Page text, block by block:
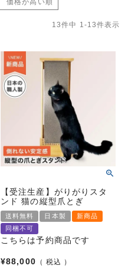
価格が高い順
13件中 1-13件表示
【受注生産】がりがりスタ
ンド 猫の縦型爪とぎ
送料無料 日本製
新商品
同梱不可
こちらは予約商品です
¥88,000 税込